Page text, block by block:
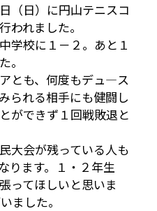
（日）に円山テニスコ
われました。
学校に１－２。あと１
。
とも、何度もデュ―ス
られる相手にも健闘し
ができず１回戦敗退と
大会が残っている人も
ります。１・２年生
ってほしいと思いま
ました。